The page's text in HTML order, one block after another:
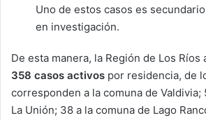
Uno de estos casos es
en investigación.
De esta manera, la Región de Los Ríos
358 casos activos por residencia, de
corresponden a la comuna de Valdivia;
La Unión; 38 a la comuna de Lago